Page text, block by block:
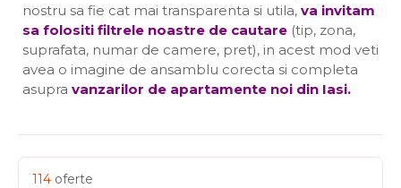
nostru sa fie cat mai transparenta si utila, va invitam
sa folositi filtrele noastre de cautare (tip, zona,
suprafata, numar de camere, pret), in acest mod veti
avea o imagine de ansamblu corecta si completa
asupra vanzarilor de apartamente noi din Iasi.
114 oferte